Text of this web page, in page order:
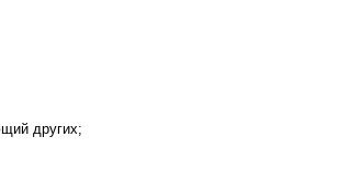
других;